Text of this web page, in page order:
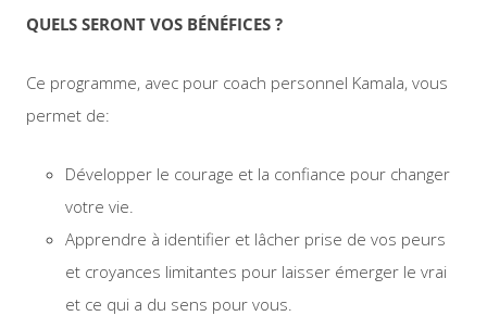
QUELS SERONT VOS BÉNÉFICES ?
Ce programme, avec pour coach personnel Kamala, vous
permet de:
Développer le courage et la confiance pour changer
votre vie.
Apprendre à identifier et lâcher prise de vos peurs
et croyances limitantes pour laisser émerger le vrai
et ce qui a du sens pour vous.